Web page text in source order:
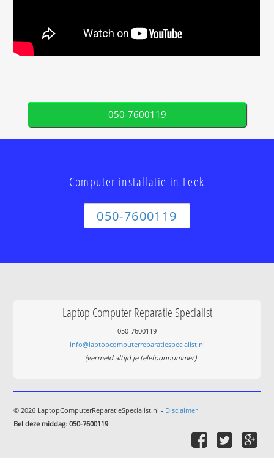
050-7600119
Computer installatie in Leek
050-7600119
Laptop Computer Reparatie Specialist
050-7600119
info@laptopcomputerreparatiespecialist.nl
(vermeld altijd je telefoonnummer)
© 2026 LaptopComputerReparatieSpecialist.nl - Disclaimer
Bel deze middag:050-7600119